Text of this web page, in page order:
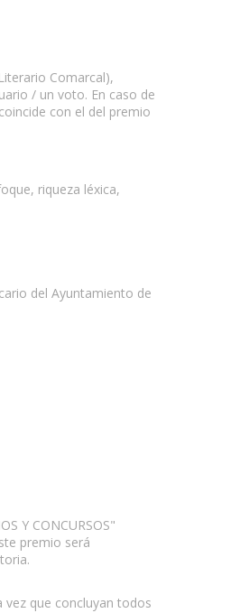
Comarcal),
/ un voto. En caso de
con el del premio
riqueza léxica,
del Ayuntamiento de
Y CONCURSOS"
premio será
vez que concluyan todos